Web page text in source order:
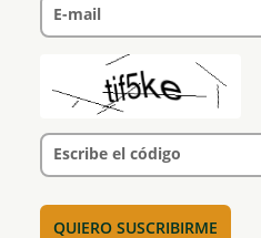
E-mail
Escribe el código